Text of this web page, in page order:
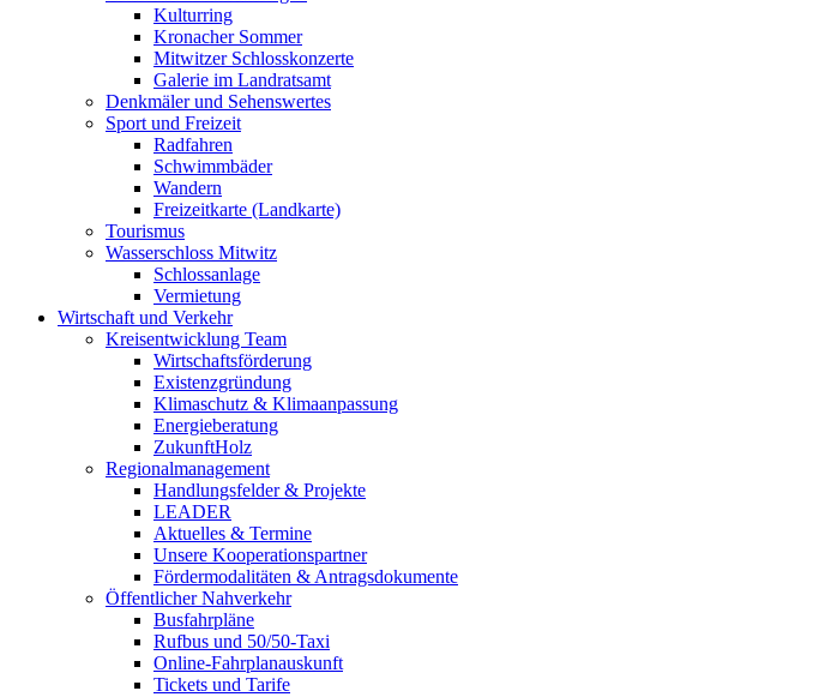
Kulturring
Kronacher Sommer
Mitwitzer Schlosskonzerte
Galerie im Landratsamt
Denkmäler und Sehenswertes
Sport und Freizeit
Radfahren
Schwimmbäder
Wandern
Freizeitkarte (Landkarte)
Tourismus
Wasserschloss Mitwitz
Schlossanlage
Vermietung
Wirtschaft und Verkehr
Kreisentwicklung Team
Wirtschaftsförderung
Existenzgründung
Klimaschutz & Klimaanpassung
Energieberatung
ZukunftHolz
Regionalmanagement
Handlungsfelder & Projekte
LEADER
Aktuelles & Termine
Unsere Kooperationspartner
Fördermodalitäten & Antragsdokumente
Öffentlicher Nahverkehr
Busfahrpläne
Rufbus und 50/50-Taxi
Online-Fahrplanauskunft
Tickets und Tarife